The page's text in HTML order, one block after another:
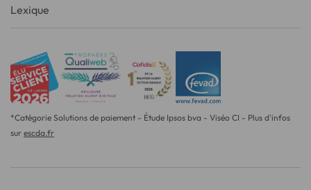
Lexique
*Catégorie Solutions de paiement - Étude Ipsos bva - Viséo CI - Plus d'infos
sur escda.fr